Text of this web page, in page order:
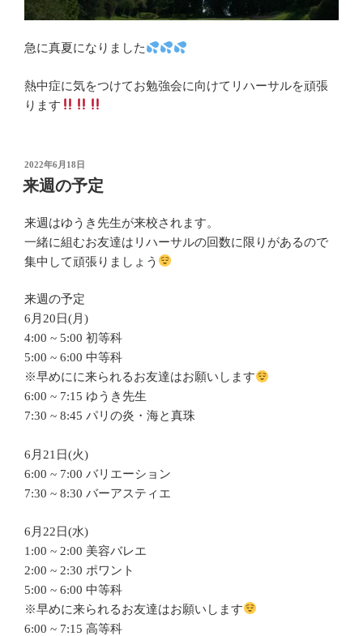
急に真夏になりました
熱中症に気をつけてお勉強会に向けてリハーサルを頑張
ります
投
稿
日:
2022年6月18日
来週の予定
来週はゆうき先生が来校されます。
一緒に組むお友達はリハーサルの回数に限りがあるので
集中して頑張りましょう
来週の予定
6月20日(月)
4:00 ~ 5:00 初等科
5:00 ~ 6:00 中等科
※早めにに来られるお友達はお願いします
6:00 ~ 7:15 ゆうき先生
7:30 ~ 8:45 パリの炎・海と真珠
6月21日(火)
6:00 ~ 7:00 バリエーション
7:30 ~ 8:30 バーアスティエ
6月22日(水)
1:00 ~ 2:00 美容バレエ
2:00 ~ 2:30 ポワント
5:00 ~ 6:00 中等科
※早めに来られるお友達はお願いします
6:00 ~ 7:15 高等科